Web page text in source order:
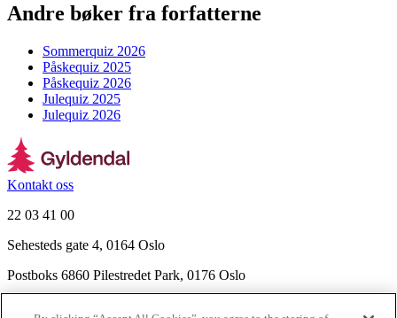
Andre bøker fra forfatterne
Sommerquiz 2026
Påskequiz 2025
Påskequiz 2026
Julequiz 2025
Julequiz 2026
Kontakt oss
22 03 41 00
Sehesteds gate 4, 0164 Oslo
Postboks 6860 Pilestredet Park, 0176 Oslo